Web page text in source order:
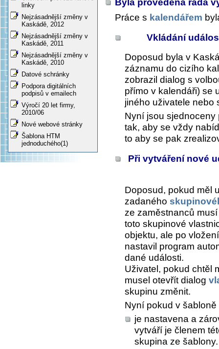
linky
Nejzásadnější změny v
Kaskádě, 2012
Nejzásadnější změny v
Kaskádě, 2011
Nejzásadnější změny v
Kaskádě, 2010
Datové schránky
Podpora digitálních
podpisů v emailech
Výročí 20 let firmy,
2010/06
Nové webové stránky
Šablona HTM
jednoduchého(1)
Byla provedena řada
Práce s kalendářem
Vkládání
Doposud byla v
záznamu do cizího
zobrazil dialog s
přímo v kalendáři) se
jiného uživatele nebo
Nyní jsou
tak, aby se vždy
to aby se pak
Při vytváření nové
Doposud, pokud měl
zadaného
ze zaměstnanců
toto skupinové
objektu, ale po
nastavil program
dané události.
Uživatel, pokud chtěl
musel otevřít dialog
skupinu změnit.
Nyní pokud v šabloně
je nastavena a
vytváří je členem
skupina ze šablony.